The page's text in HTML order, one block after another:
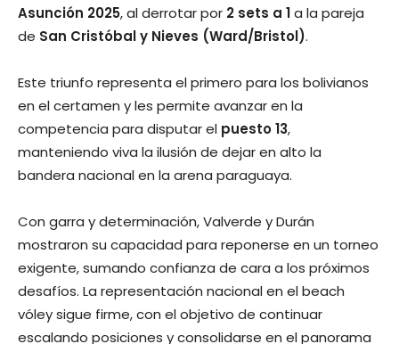
Asunción 2025, al derrotar por 2 sets a 1a la pareja
de San Cristóbal y Nieves (Ward/Bristol).
Este triunfo representa el primero para los bolivianos
en el certamen y les permite avanzar en la
competencia para disputar el puesto 13,
manteniendo viva la ilusión de dejar en alto la
bandera nacional en la arena paraguaya.
Con garra y determinación, Valverde y Durán
mostraron su capacidad para reponerse en un torneo
exigente, sumando confianza de cara a los próximos
desafíos. La representación nacional en el beach
vóley sigue firme, con el objetivo de continuar
escalando posiciones y consolidarse en el panorama